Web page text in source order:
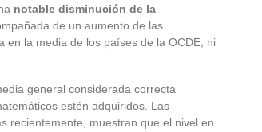
notable disminución de la
de un aumento de las
en la media de los países de la OCDE, ni
general considerada correcta
estén adquiridos. Las
recientemente, muestran que el nivel en